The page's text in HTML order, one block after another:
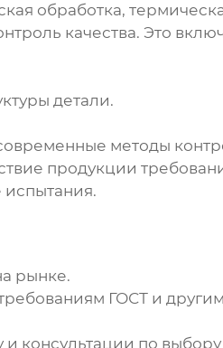
обработка,
качества. Это
детали.
методы
продукции
рынке.
ГОСТ и
и консультации по